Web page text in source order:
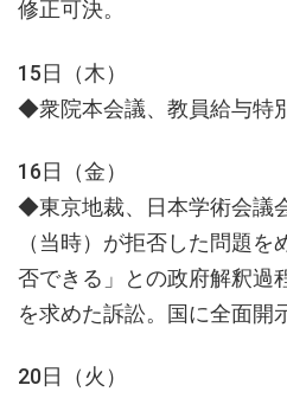
修正可決。
15日（木）
◆衆院本会議、教員給与特
16日（金）
◆東京地裁、日本学術会議
（当時）が拒否した問題
否できる」との政府解釈過
を求めた訴訟。国に全面開
20日（火）